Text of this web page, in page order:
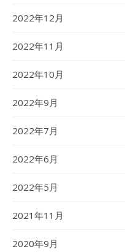
2022年12月
2022年11月
2022年10月
2022年9月
2022年7月
2022年6月
2022年5月
2021年11月
2020年9月